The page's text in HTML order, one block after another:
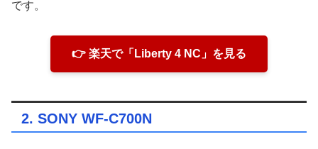
です。
👉 楽天で「Liberty 4 NC」を見る
2. SONY WF-C700N